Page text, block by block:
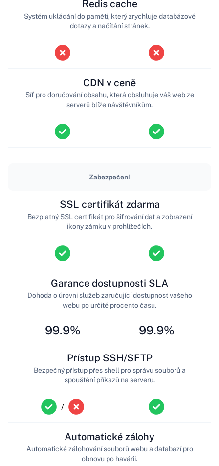
Redis cache
Systém ukládání do paměti, který zrychluje databázové
dotazy a načítání stránek.
CDN v ceně
Síť pro doručování obsahu, která obsluhuje váš web ze
serverů blíže návštěvníkům.
Zabezpečení
SSL certifikát zdarma
Bezplatný SSL certifikát pro šifrování dat a zobrazení
ikony zámku v prohlížečích.
99.9%
Garance dostupnosti SLA
Dohoda o úrovni služeb zaručující dostupnost vašeho
webu po určité procento času.
99.9%
/
Přístup SSH/SFTP
Bezpečný přístup přes shell pro správu souborů a
spouštění příkazů na serveru.
Automatické zálohy
Automatické zálohování souborů webu a databází pro
obnovu po havárii.